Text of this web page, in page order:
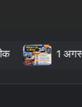
1 अगस्त से देशभर में